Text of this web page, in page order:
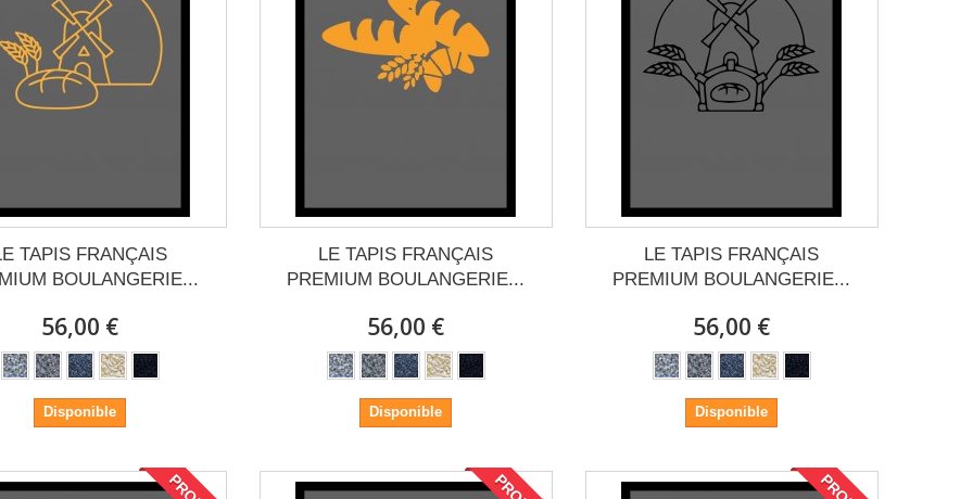
TAPIS FRANÇAIS
BOULANGERIE...
56,00 €
Disponible
LE TAPIS FRANÇAIS
PREMIUM BOULANGERIE...
56,00 €
Disponible
LE TAPIS FRANÇAIS
PREMIUM BOULANGERIE...
56,00 €
Disponible